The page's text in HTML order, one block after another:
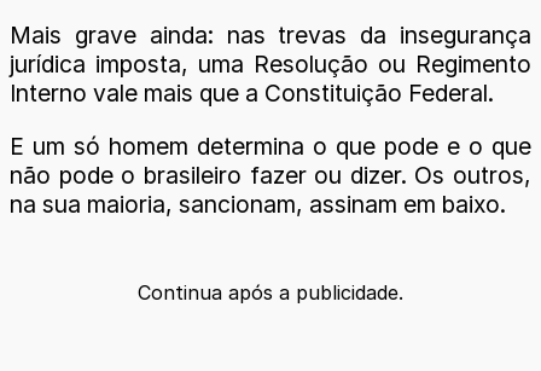
Mais grave ainda: nas trevas da insegurança
jurídica imposta, uma Resolução ou Regimento
Interno vale mais que a Constituição Federal.
E um só homem determina o que pode e o que
não pode o brasileiro fazer ou dizer. Os outros,
na sua maioria, sancionam, assinam em baixo.
Continua após a publicidade.